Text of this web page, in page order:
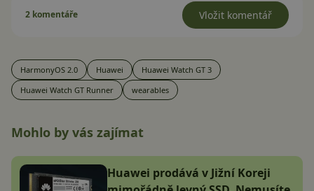
2 komentáře Vložit komentář
HarmonyOS 2.0 Huawei
Huawei Watch GT 3
Huawei Watch GT Runner
wearables
Mohlo by vás zajímat
Huawei prodává v Jižní Koreji